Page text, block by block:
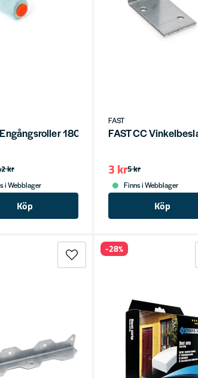
180mm
kr
i Webblager
Köp
FAST
FAST CC
5 kr
3 kr
Finns i Webblager
Köp
-28%